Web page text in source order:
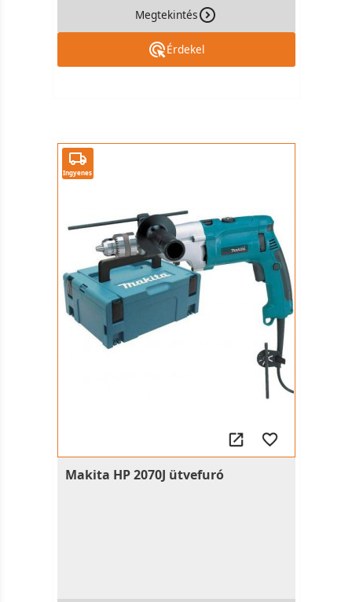
Megtekintés
Érdekel
Ingyenes
Makita HP 2070J ütvefuró